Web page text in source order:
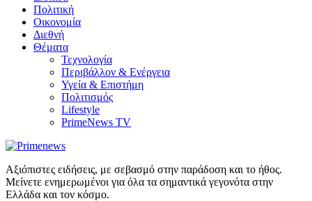
Πολιτική
Οικονομία
Διεθνή
Θέματα
Τεχνολογία
Περιβάλλον & Ενέργεια
Υγεία & Επιστήμη
Πολιτισμός
Lifestyle
PrimeNews TV
Αξιόπιστες ειδήσεις, με σεβασμό στην παράδοση και το ήθος.
Μείνετε ενημερωμένοι για όλα τα σημαντικά γεγονότα στην
Ελλάδα και τον κόσμο.